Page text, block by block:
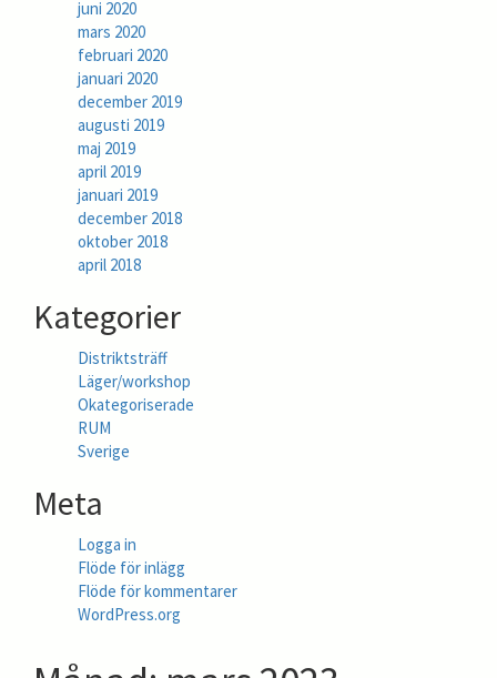
juni 2020
mars 2020
februari 2020
januari 2020
december 2019
augusti 2019
maj 2019
april 2019
januari 2019
december 2018
oktober 2018
april 2018
Kategorier
Distriktsträff
Läger/workshop
Okategoriserade
RUM
Sverige
Meta
Logga in
Flöde för inlägg
Flöde för kommentarer
WordPress.org